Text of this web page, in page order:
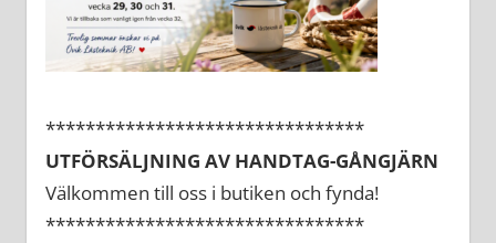
********************************
UTFÖRSÄLJNING AV HANDTAG-GÅNGJÄRN
Välkommen till oss i butiken och fynda!
********************************